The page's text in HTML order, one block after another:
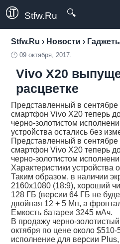
Stfw.Ru 🔍
Stfw.Ru › Новости ›
🕛09 октября, 2017.
Vivo X20
расцветке
Представленный в
смартфон Vivo X20 теперь
черно-золотистом
устройства остались без
Представленный в
смартфон Vivo X20 теперь
черно-золотистом
Характеристики устройства
Таким образом, в наличии
2160х1080 (18:9), хороший
128 ГБ (версии 64 ГБ не
двойная 12 + 5 Мп, а
Емкость батареи 3245 мАч.
В продажу черно-
октября по цене около
исполнение для версии